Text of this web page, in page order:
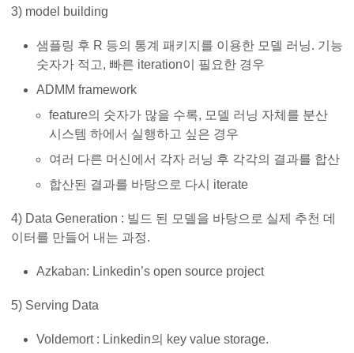
3) model building
샘플링 후 R 등의 통계 패키지를 이용한 모델 러닝. 기능
숫자가 적고, 빠른 iteration이 필요한 경우
ADMM framework
feature의 숫자가 많을 수록, 모델 러닝 자체를 분산
시스템 하에서 실행하고 싶은 경우
여러 다른 머신에서 각자 러닝 후 각각의 결과를 합산
합산된 결과를 바탕으로 다시 iterate
4) Data Generation : 빌드 된 모델을 바탕으로 실제 추천 데
이터를 만들어 내는 과정.
Azkaban: Linkedin’s open source project
5) Serving Data
Voldemort : Linkedin의 key value storage.